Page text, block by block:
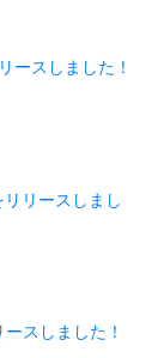
ースしました！
リースしまし
スしました！